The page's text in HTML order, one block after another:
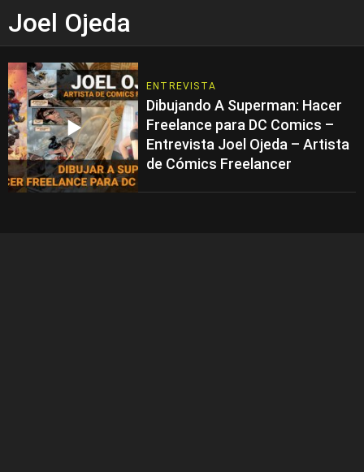
Joel Ojeda
ENTREVISTA
Dibujando A Superman: Hacer
Freelance para DC Comics –
Entrevista Joel Ojeda – Artista
de Cómics Freelancer